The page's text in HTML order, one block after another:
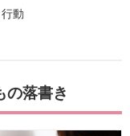
動
の落書き